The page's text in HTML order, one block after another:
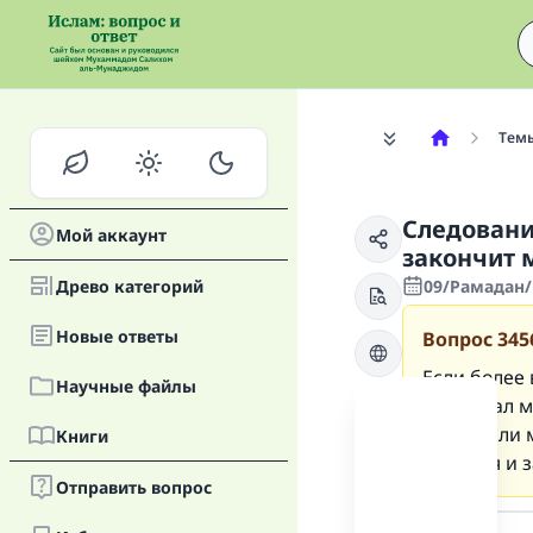
Мой аккаунт
Древо категорий
Новые oтветы
Научные файлы
Книги
Отправить вопрос
закончит
09/
Вопрос
Если более
совершал
следует
остаться